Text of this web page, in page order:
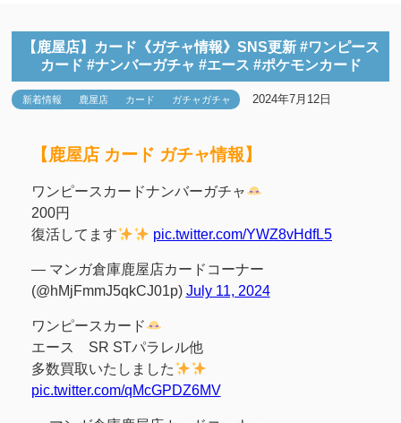
【鹿屋店】カード《ガチャ情報》SNS更新 #ワンピース
カード #ナンバーガチャ #エース #ポケモンカード
新着情報 鹿屋店 カード ガチャガチャ 2024年7月12日
【鹿屋店 カード ガチャ情報】
ワンピースカードナンバーガチャ
200円
復活してます
pic.twitter.com/YWZ8vHdfL5
— マンガ倉庫鹿屋店カードコーナー
(@hMjFmmJ5qkCJ01p) July 11, 2024
ワンピースカード
エース SR STパラレル他
多数買取いたしました
pic.twitter.com/qMcGPDZ6MV